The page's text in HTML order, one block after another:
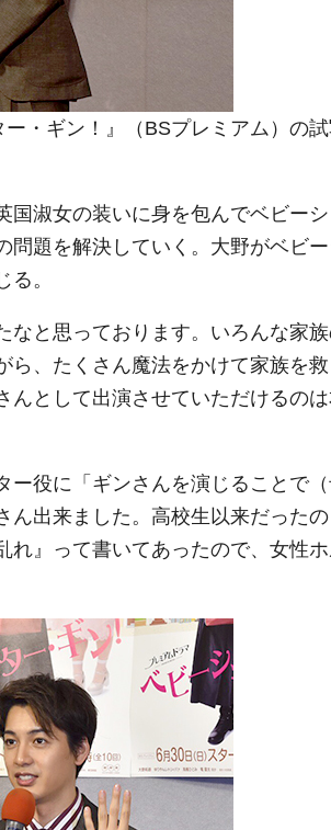
・ギン！』（BSプレミアム）の
淑女の装いに身を包んでベビー
問題を解決していく。大野がベビ
。
と思っております。いろんな家
ら、たくさん魔法をかけて家族を
んとして出演させていただけるの
役に「ギンさんを演じることで
ん出来ました。高校生以来だったの
れ』って書いてあったので、女性